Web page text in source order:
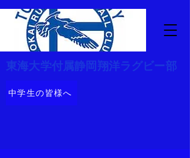
​東海大学付属静岡翔洋ラグビー部
中学生の皆様へ